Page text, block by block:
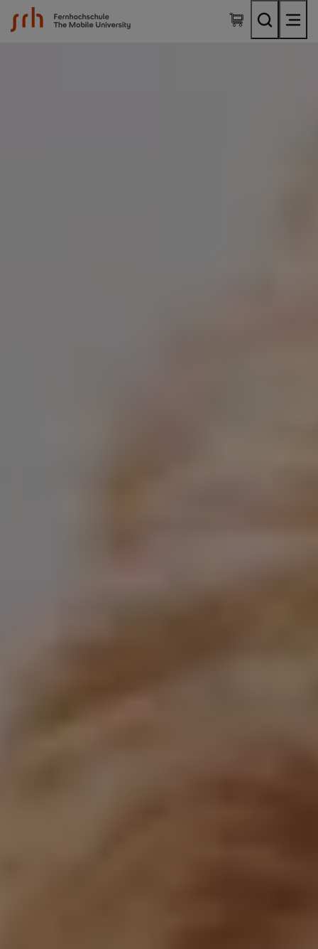
SRH Fernhochschule - The Mobile University